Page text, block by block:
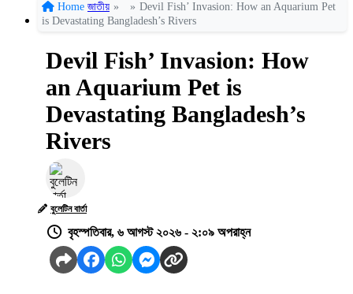
Home জাতীয় » » Devil Fish’ Invasion: How an Aquarium Pet
is Devastating Bangladesh’s Rivers
Devil Fish’ Invasion: How
an Aquarium Pet is
Devastating Bangladesh’s
Rivers
বুলেটিন বার্তা
বৃহস্পতিবার, ৬ আগস্ট ২০২৬ - ২:০৯ অপরাহ্ন